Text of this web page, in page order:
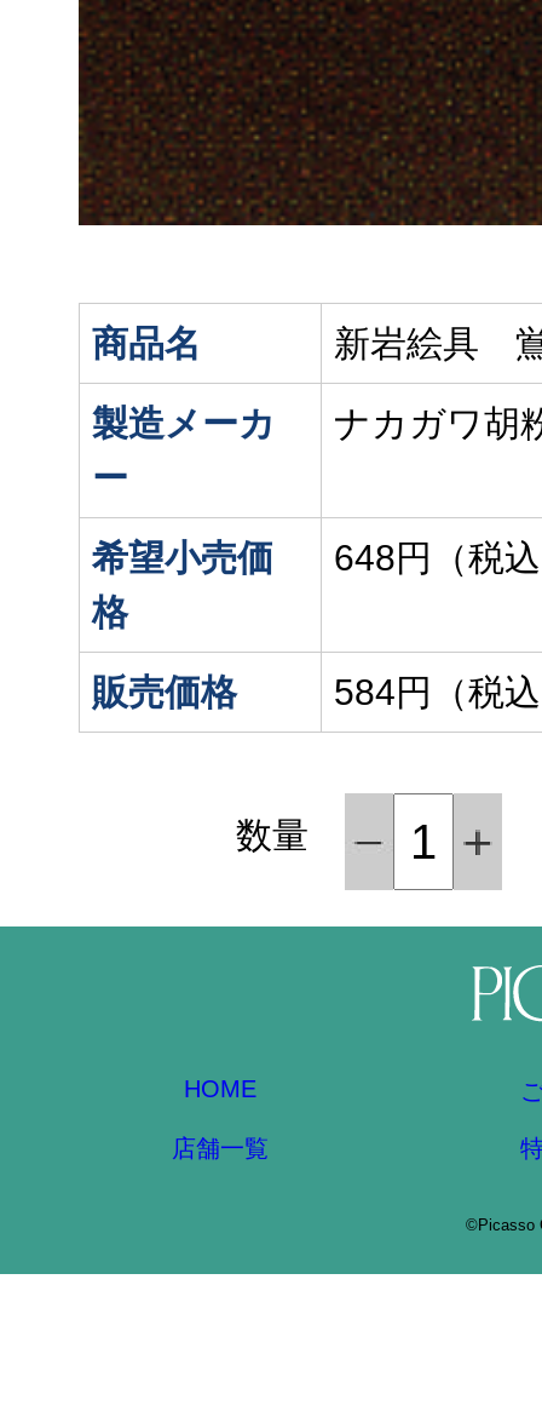
商品名
新岩絵具
製造メーカ
ー
ナカガワ胡
希望小売価
格
648円（税
販売価格 584円（税
数量
HOME
店舗一覧
©Picasso